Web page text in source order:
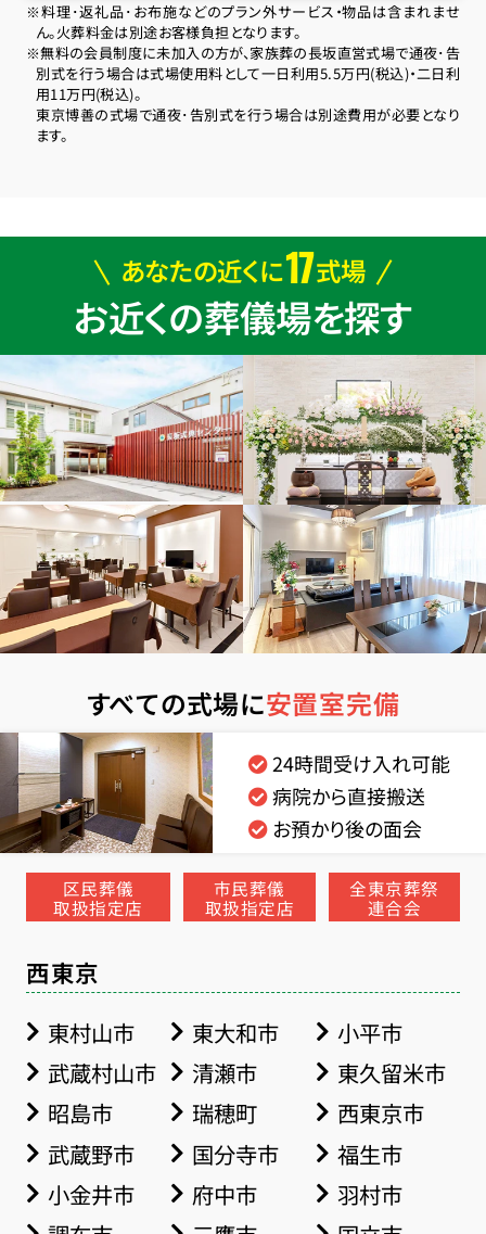
※料理･返礼品･お布施などのプラン外サービス・物品は含まれませ
ん。火葬料金は別途お客様負担となります。
※無料の会員制度に未加入の方が、家族葬の長坂直営式場で通夜･告
別式を行う場合は式場使用料として一日利用5.5万円(税込)・二日利
用11万円(税込)。
東京博善の式場で通夜･告別式を行う場合は別途費用が必要となり
ます。
あなたの近くに17式場
お近くの葬儀場を探す
すべての式場に安置室完備
24時間受け入れ可能
病院から直接搬送
お預かり後の面会
区民葬儀
取扱指定店
市民葬儀
取扱指定店
全東京葬祭
連合会
西東京
東村山市 東大和市
小平市
武蔵村山市
清瀬市
東久留米市
昭島市
瑞穂町
西東京市
武蔵野市
国分寺市
福生市
小金井市
府中市
羽村市